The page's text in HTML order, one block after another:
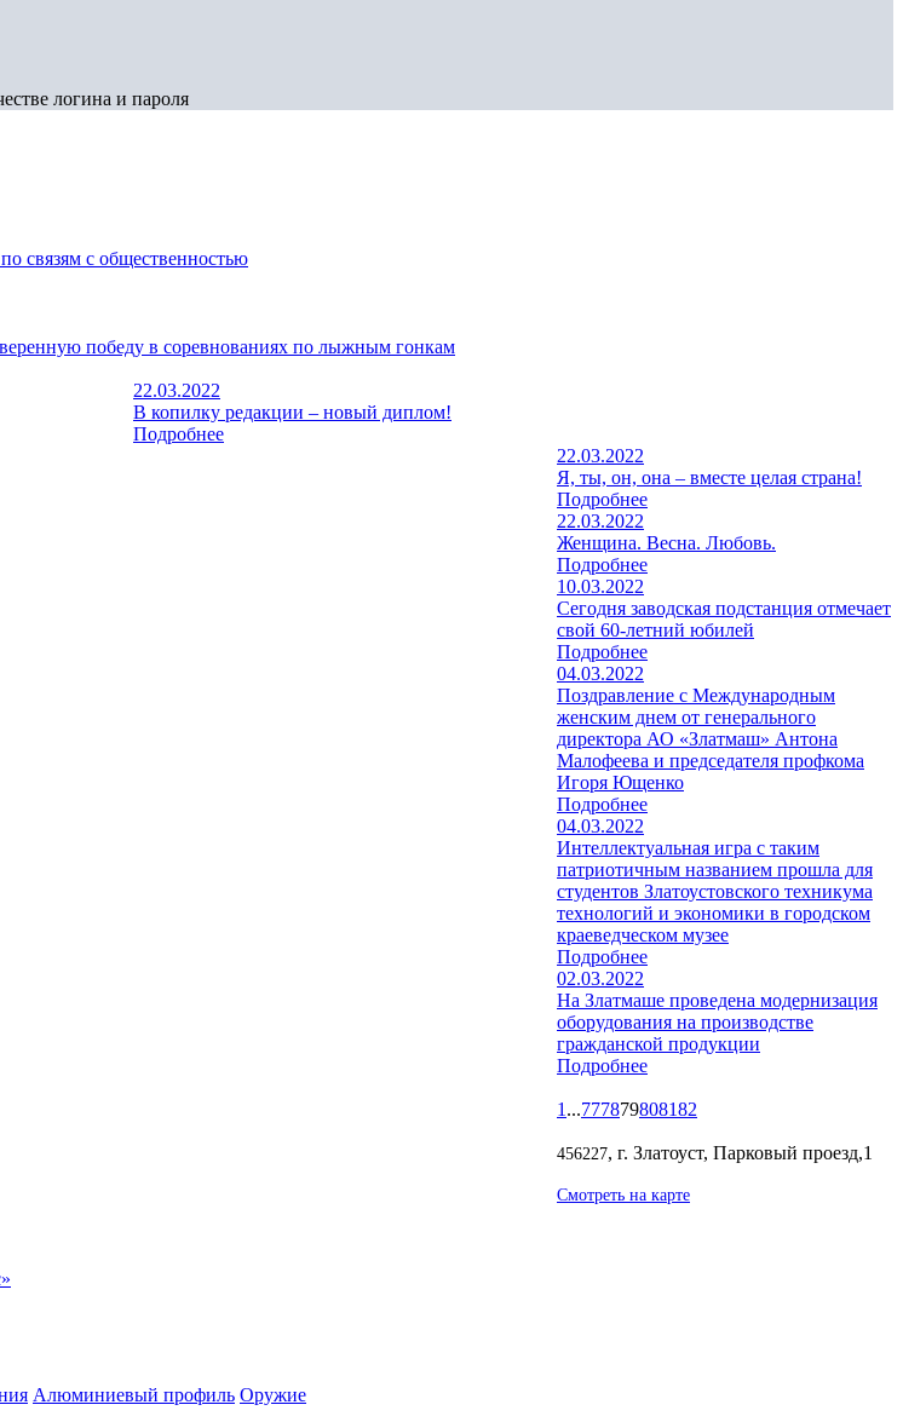
логина и пароля
связям с общественностью
победу в соревнованиях по лыжным гонкам
22.03.2022
В копилку редакции – новый диплом!
Подробнее
22.03.2022
Я, ты, он, она – вместе целая страна!
Подробнее
22.03.2022
Женщина. Весна. Любовь.
Подробнее
10.03.2022
Сегодня заводская подстанция отмечает
свой 60-летний юбилей
Подробнее
04.03.2022
Поздравление с Международным
женским днем от генерального
директора АО «Златмаш» Антона
Малофеева и председателя профкома
Игоря Ющенко
Подробнее
04.03.2022
Интеллектуальная игра с таким
патриотичным названием прошла для
студентов Златоустовского техникума
технологий и экономики в городском
краеведческом музее
Подробнее
02.03.2022
На Златмаше проведена модернизация
оборудования на производстве
гражданской продукции
Подробнее
1 ...777879808182
456227, г. Златоуст, Парковый проезд,1
Смотреть на карте
Алюминиевый профиль Оружие